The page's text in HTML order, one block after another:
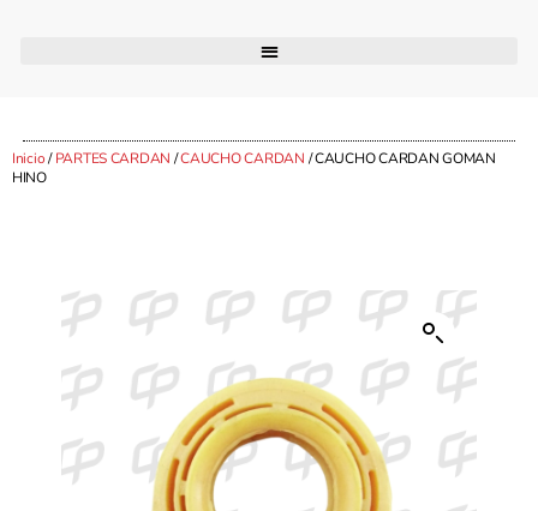
Inicio/PARTES CARDAN /CAUCHO CARDAN / CAUCHO CARDAN GOMAN
HINO